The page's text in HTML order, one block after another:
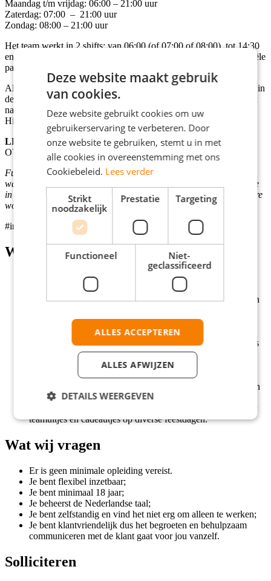
Maandag t/m vrijdag: 06:00 – 21:00 uur
Zaterdag: 07:00 – 21:00 uur
Zondag: 08:00 – 21:00 uur
Het team werkt in 2 shifts: van 06:00 (of 07:00 of 08:00) tot 14:30
en van 14:30 tot 21:00. Het is goed om te weten dat er geen officiële
pauze is tijdens je shift.
Als verkoopmedewerker in Naarden is het belangrijk dat je zowel in
de ochtenden als in de avonden beschikbaar bent. We zijn op zoek
naar iemand die het team tussen de 8-16 uur kan versterken.
Hiervoor vragen we flexibele beschikbaarheid.
LET OP:
Het tankstation is alleen te bereiken met eigen vervoer.
OV is dus
NIET
mogelijk.
Fuel Services Nederland is deelnemer van het
waarschuwingsregister van Fraude aanpak detailhandel. Indien je
in dit register bent opgenomen zal je sollicitatie niet in de procedure
worden meegenomen.
#indebuurt
Wat wij bieden
Een loon van €14,82 per uur vanaf 20 jaar;
Veel vrijheid en verantwoordelijkheid;
Je ontwikkelt skills die altijd van toegevoegde waarde zullen
Volledige reiskostenvergoeding woon-werk verkeer van €
Werken bij een informele organisatie waar focus op de mens
centraal staat;
Interne trainingen met mogelijkheden om door te groeien
binnen de organisatie;
Cadeaubonnen naar keuze verdienen door het oppakken van
open diensten of open – sluit diensten;
teamuitjes en cadeautjes op diverse feestdagen.
Wat wij vragen
Er is geen minimale opleiding vereist.
Je bent flexibel inzetbaar;
Je bent minimaal 18 jaar;
Je beheerst de Nederlandse taal;
Je bent zelfstandig en vind het niet erg om alleen te werken;
Je bent klantvriendelijk dus het begroeten en behulpzaam
communiceren met de klant gaat voor jou vanzelf.
Solliciteren
Deze website maakt gebruik
van cookies.
Deze website gebruikt cookies om uw
gebruikerservaring te verbeteren. Door
onze website te gebruiken, stemt u in met
alle cookies in overeenstemming met ons
Cookiebeleid. Lees verder
Strikt
noodzakelijk
Prestatie Targeting
Functioneel
Niet-
geclassificeerd
ALLES ACCEPTEREN
ALLES AFWIJZEN
DETAILS WEERGEVEN